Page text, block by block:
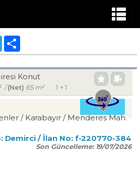
Telegram
Konut
/(Net) 65 m² 1 + 1
/ Karabayır / Menderes Mah.
Demirci / İlan No: f-220770-384
Son Güncelleme: 19/07/2026